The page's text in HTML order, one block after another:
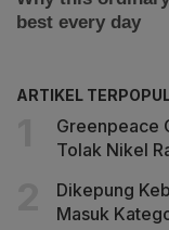
ARTIKEL
Greenpeace
Tolak Nikel
Dikepung
Masuk